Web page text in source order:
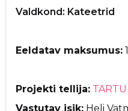
Valdkond: Kateetrid
Eeldatav maksumus:
Projekti tellija:
Vastutav isik: Heli